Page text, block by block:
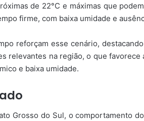
de 22°C e máximas que
firme, com baixa umidade e
reforçam esse cenário,
relevantes na região, o que
e baixa umidade.
Grosso do Sul, o comportamento